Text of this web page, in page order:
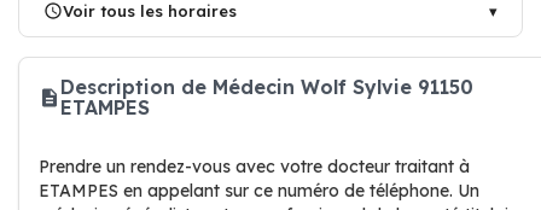
Voir tous les horaires
Description de Médecin Wolf Sylvie 91150
ETAMPES
Prendre un rendez-vous avec votre docteur traitant à
ETAMPES en appelant sur ce numéro de téléphone. Un